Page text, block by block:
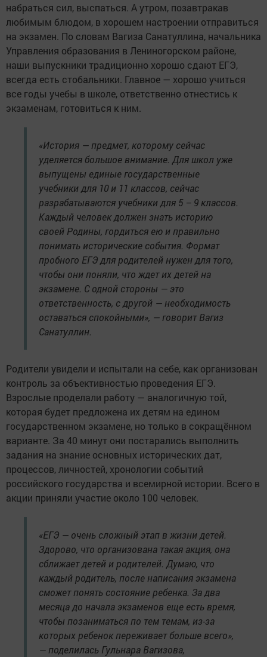
набраться сил, выспаться. А утром, позавтракав
любимым блюдом, в хорошем настроении отправиться
на экзамен. По словам Вагиза Санатуллина, начальника
Управления образования в Лениногорском районе,
наши выпускники традиционно хорошо сдают ЕГЭ,
всегда есть стобальники. Главное — хорошо учиться
все годы учебы в школе, ответственно отнестись к
экзаменам, готовиться к ним.
«История — предмет, которому сейчас
уделяется большое внимание. Для школ уже
выпущены единые государственные
учебники для 10 и 11 классов, сейчас
разрабатываются учебники для 5 – 9 классов.
Каждый человек должен знать историю
своей Родины, гордиться ею и правильно
понимать исторические события. Формат
пробного ЕГЭ для родителей нужен для того,
чтобы они поняли, что ждет их детей на
экзамене. С одной стороны — это
ответственность, с другой — необходимость
оставаться спокойными», — говорит Вагиз
Санатуллин.
Родители увидели и испытали на себе, как организован
контроль за объективностью проведения ЕГЭ.
Взрослые проделали работу — аналогичную той,
которая будет предложена их детям на едином
государственном экзамене, но только в сокращённом
варианте. За 40 минут они постарались выполнить
задания на знание основных исторических дат,
процессов, личностей, хронологии событий
российского государства и всемирной истории. Всего в
акции приняли участие около 100 человек.
«ЕГЭ — очень сложный этап в жизни детей.
Здорово, что организована такая акция, она
сближает детей и родителей. Думаю, что
каждый родитель, после написания экзамена
сможет понять состояние ребенка. За два
месяца до начала экзаменов еще есть время,
чтобы позаниматься по тем темам, из-за
которых ребенок переживает больше всего»,
— поделилась Гульнара Вагизова,